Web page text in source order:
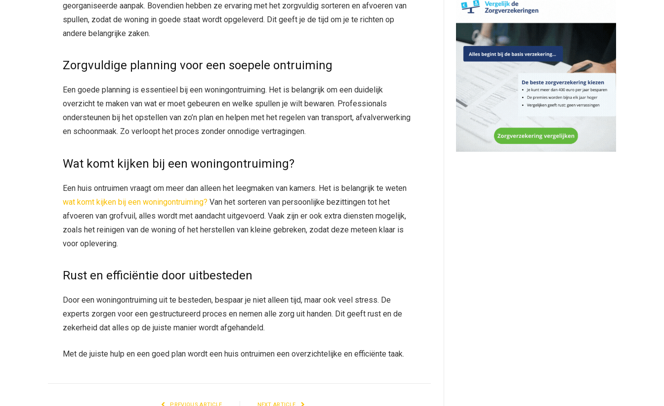
georganiseerde aanpak. Bovendien hebben ze ervaring met het zorgvuldig sorteren en afvoeren van
spullen, zodat de woning in goede staat wordt opgeleverd. Dit geeft je de tijd om je te richten op
andere belangrijke zaken.
Zorgvuldige planning voor een soepele ontruiming
Een goede planning is essentieel bij een woningontruiming. Het is belangrijk om een duidelijk
overzicht te maken van wat er moet gebeuren en welke spullen je wilt bewaren. Professionals
ondersteunen bij het opstellen van zo’n plan en helpen met het regelen van transport, afvalverwerking
en schoonmaak. Zo verloopt het proces zonder onnodige vertragingen.
Wat komt kijken bij een woningontruiming?
Een huis ontruimen vraagt om meer dan alleen het leegmaken van kamers. Het is belangrijk te weten
wat komt kijken bij een woningontruiming? Van het sorteren van persoonlijke bezittingen tot het
afvoeren van grofvuil, alles wordt met aandacht uitgevoerd. Vaak zijn er ook extra diensten mogelijk,
zoals het reinigen van de woning of het herstellen van kleine gebreken, zodat deze meteen klaar is
voor oplevering.
Rust en efficiëntie door uitbesteden
Door een woningontruiming uit te besteden, bespaar je niet alleen tijd, maar ook veel stress. De
experts zorgen voor een gestructureerd proces en nemen alle zorg uit handen. Dit geeft rust en de
zekerheid dat alles op de juiste manier wordt afgehandeld.
Met de juiste hulp en een goed plan wordt een huis ontruimen een overzichtelijke en efficiënte taak.
PREVIOUS ARTICLE NEXT ARTICLE